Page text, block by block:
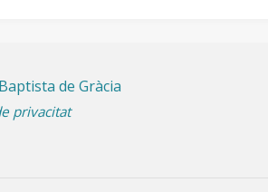
de Gràcia
privacitat